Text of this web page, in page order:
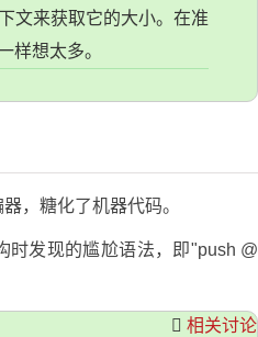
文来获取它的大小。在准
样想太多。
，糖化了机器代码。
时发现的尴尬语法，即"push @
相关讨论